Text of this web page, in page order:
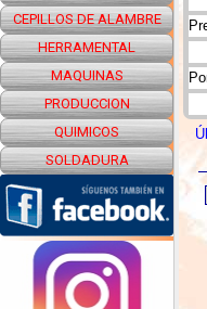
CEPILLOS DE ALAMBRE
HERRAMENTAL
MAQUINAS
PRODUCCION
QUIMICOS
SOLDADURA